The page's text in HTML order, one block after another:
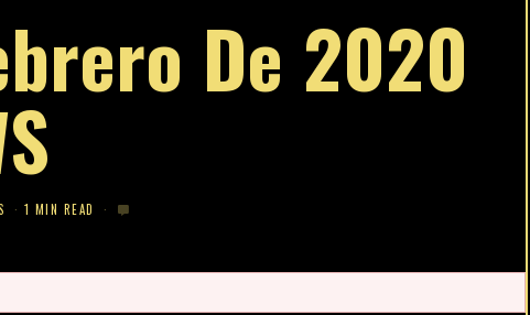
De 2020
1 MIN READ